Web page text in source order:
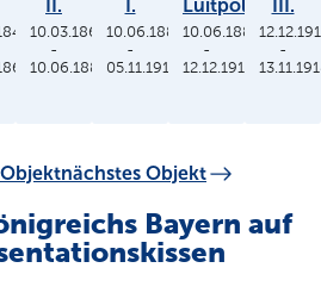
II.
10.03.1864
-
10.06.1886
I.
10.06.1886
-
05.11.1913
Luitpold
10.06.1886
-
12.12.1912
III.
-
nächstes Objekt
Bayern auf